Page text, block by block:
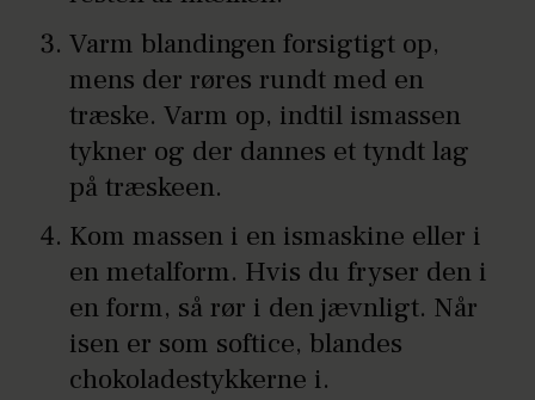
Varm blandingen forsigtigt op,
mens der røres rundt med en
træske. Varm op, indtil ismassen
tykner og der dannes et tyndt lag
på træskeen.
Kom massen i en ismaskine eller i
en metalform. Hvis du fryser den i
en form, så rør i den jævnligt. Når
isen er som softice, blandes
chokoladestykkerne i.